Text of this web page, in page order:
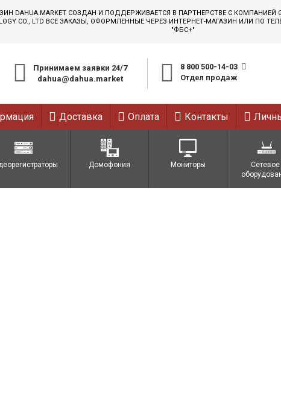
DAHUA.MARKET СОЗДАН И ПОДДЕРЖИВАЕТСЯ В ПАРТНЕРСТВЕ С
CO., LTD ВСЕ ЗАКАЗЫ, ОФОРМЛЕННЫЕ ЧЕРЕЗ ИНТЕРНЕТ-МАГАЗИН ИЛИ ПО
"ФБС+"
Принимаем заявки 24/7
dahua@dahua.market
8 800 500-14-03
Отдел продаж
Доставка Оплата Контакты
Домофония Мониторы
Сетевое